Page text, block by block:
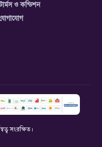
ও কন্ডিশন
সংরক্ষিত।